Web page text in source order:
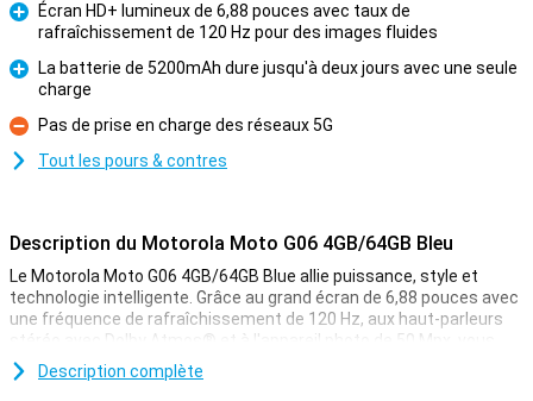
Pour
Écran HD+ lumineux de 6,88 pouces avec taux de
rafraîchissement de 120 Hz pour des images fluides
Pour
La batterie de 5200mAh dure jusqu'à deux jours avec une seule
charge
Contre
Pas de prise en charge des réseaux 5G
Tout les pours & contres
Description du Motorola Moto G06 4GB/64GB Bleu
Le Motorola Moto G06 4GB/64GB Blue allie puissance, style et
technologie intelligente. Grâce au grand écran de 6,88 pouces avec
une fréquence de rafraîchissement de 120 Hz, aux haut-parleurs
stéréo avec Dolby Atmos® et à l'appareil photo de 50 Mpx, vous
profiterez d'images et d'un son immersifs. Avec le processeur
MediaTek Helio G81 économe en énergie, Android 15 et une batterie
Description complète